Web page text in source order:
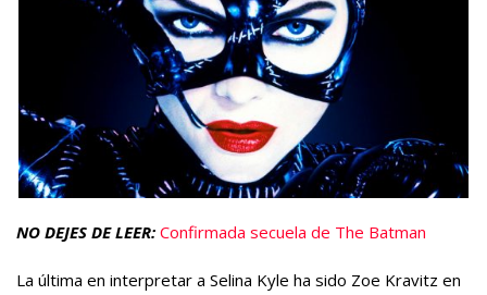
NO DEJES DE LEER: Confirmada secuela de The Batman
La última en interpretar a Selina Kyle ha sido Zoe Kravitz en